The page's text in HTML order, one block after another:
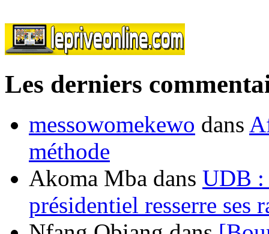
Les derniers
messowomekewo dans
méthode
Akoma Mba dans UDB :
présidentiel resserre ses